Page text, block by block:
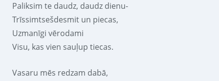
Paliksim te daudz, daudz dienu-
Trīssimtsešdesmit un piecas,
Uzmanīgi vērodami
Visu, kas vien sauļup tiecas.
Vasaru mēs redzam dabā,